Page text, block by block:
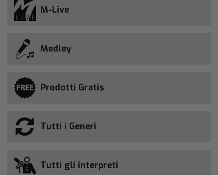
M-Live
Medley
Prodotti Gratis
Tutti i Generi
Tutti gli interpreti